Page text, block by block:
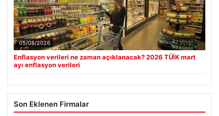
05/08/2026
Enflasyon verileri ne zaman açıklanacak? 2026 TÜİK mart
ayı enflasyon verileri
Son Eklenen Firmalar